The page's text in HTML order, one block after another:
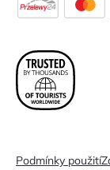
Podmínky použití